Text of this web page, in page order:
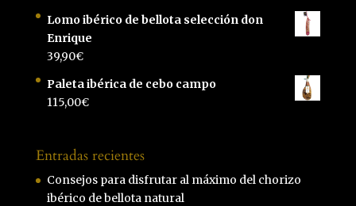
Lomo ibérico de bellota selección don
Enrique
39,90€
Paleta ibérica de cebo campo
115,00€
Entradas recientes
Consejos para disfrutar al máximo del chorizo
ibérico de bellota natural